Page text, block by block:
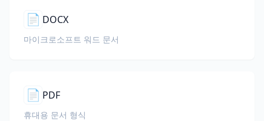
📄 DOCX
마이크로소프트 워드 문서
📄 PDF
휴대용 문서 형식